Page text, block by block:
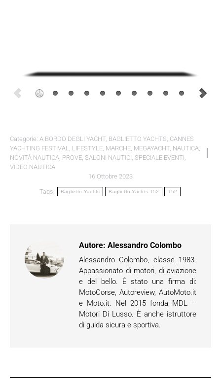
Categorie: A BORDO DEGLI YACHT, BAGLIETTO YACHTS, CANNES
YACHTING FESTIVAL, LIFESTYLE, MARCHE, MEGAYACHT, NAUTICA,
NOVITÀ NAUTICA, PROVE, SALONI NAUTICI, SPECIALE EVENTI,
VIDEO NAUTICA
16 Ottobre 2023
Tags: Baglietto Yachts Baglietto Yachts T52 T52
Autore: Alessandro Colombo
Alessandro Colombo, classe 1983.
Appassionato di motori, di aviazione
e del bello. È stato una firma di:
MotoCorse, Autoreview, AutoMoto.it
e Moto.it. Nel 2015 fonda MDL –
Motori Di Lusso. È anche istruttore
di guida sicura e sportiva.